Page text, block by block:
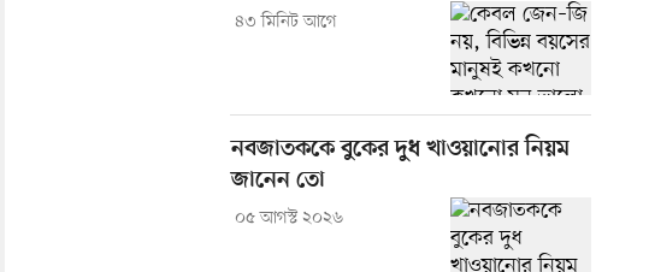
৪৩ মিনিট আগে
নবজাতককে বুকের দুধ খাওয়ানোর নিয়ম
জানেন তো
০৫ আগস্ট ২০২৬